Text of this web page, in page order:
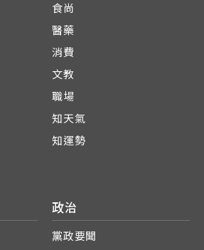
食尚
醫藥
消費
文教
職場
知天氣
知運勢
政治
黨政要聞